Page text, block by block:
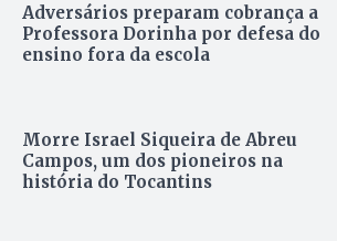
Adversários preparam cobrança a
Professora Dorinha por defesa do
ensino fora da escola
Morre Israel Siqueira de Abreu
Campos, um dos pioneiros na
história do Tocantins